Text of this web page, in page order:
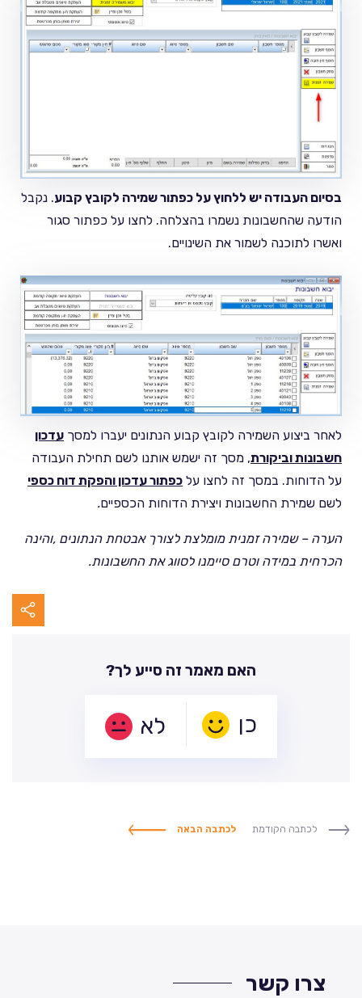
בסיום העבודה יש ללחוץ על כפתור שמירה לקובץ קבוע. נקבל
הודעה שהחשבונות נשמרו בהצלחה. לחצו על כפתור סגור
ואשרו לתוכנה לשמור את השינויים.
לאחר ביצוע השמירה לקובץ קבוע הנתונים יעברו למסך עדכון
חשבונות וביקורת, מסך זה ישמש אותנו לשם תחילת העבודה
על הדוחות. במסך זה לחצו על כפתור עדכון והפקת דוח כספי
לשם שמירת החשבונות ויצירת הדוחות הכספיים.
הערה – שמירה זמנית מומלצת לצורך אבטחת הנתונים ,והינה
הכרחית במידה וטרם סיימנו לסווג את החשבונות.
האם מאמר זה סייע לך?
לא
לכתבה הקודמת לכתבה הבאה
צרו קשר